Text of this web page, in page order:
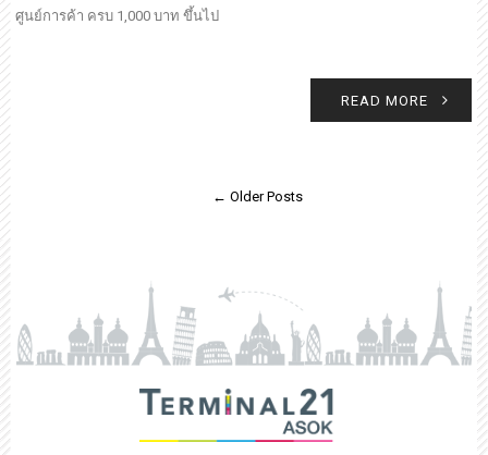
ศูนย์การค้า ครบ 1,000 บาท ขึ้นไป
READ MORE
← Older Posts